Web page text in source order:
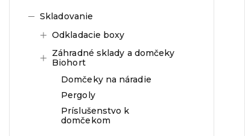
Skladovanie
Odkladacie boxy
Záhradné sklady a domčeky
Biohort
Domčeky na náradie
Pergoly
Príslušenstvo k
domčekom